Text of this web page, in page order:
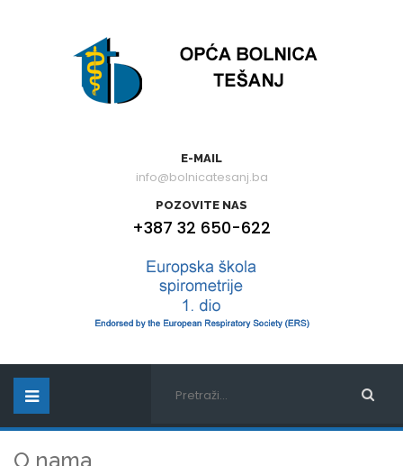
E-MAIL
info@bolnicatesanj.ba
POZOVITE NAS
+387 32 650-622
O nama